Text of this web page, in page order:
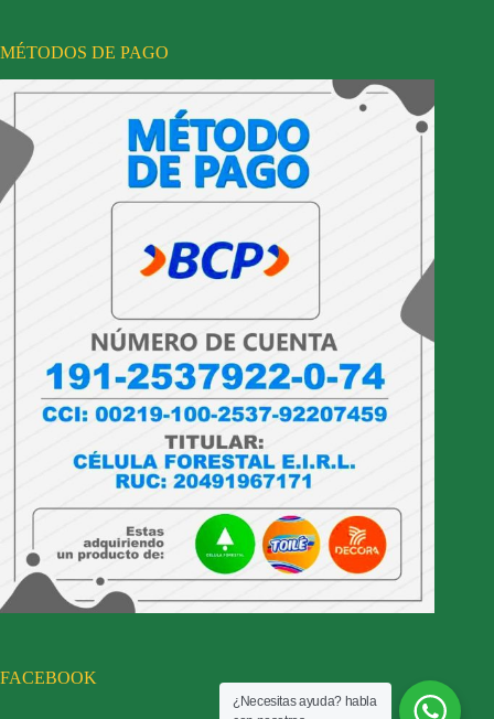
MÉTODOS DE PAGO
FACEBOOK
¿Necesitas ayuda? habla